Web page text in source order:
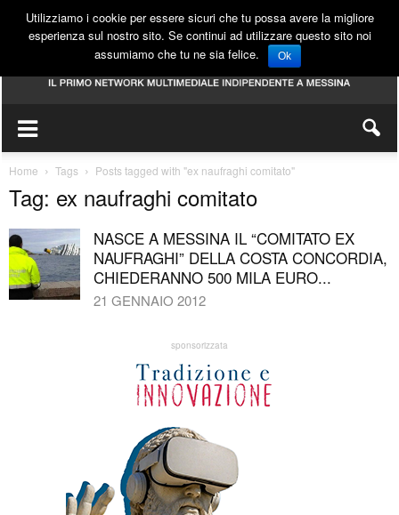
Home Tags Posts tagged with "ex naufraghi comitato"
Tag: ex naufraghi comitato
NASCE A MESSINA IL “COMITATO EX
NAUFRAGHI” DELLA COSTA CONCORDIA,
CHIEDERANNO 500 MILA EURO...
21 GENNAIO 2012
sponsorizzata
Utilizziamo i cookie per essere sicuri che tu possa avere la migliore
esperienza sul nostro sito. Se continui ad utilizzare questo sito noi
assumiamo che tu ne sia felice.
Ok